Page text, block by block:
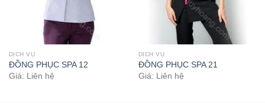
DỊCH VỤ
ĐỒNG PHỤC SPA 12
Giá: Liên hệ
DỊCH VỤ
ĐỒNG PHỤC SPA 21
Giá: Liên hệ